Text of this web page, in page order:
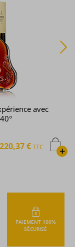
avec
+
220,37 €TTC
PAIEMENT 100%
SÉCURISÉ